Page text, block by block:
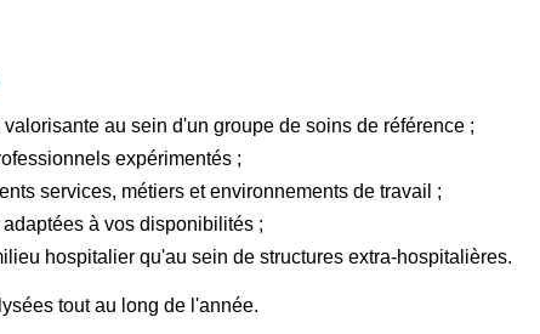
au sein d'un groupe de soins de référence ;
expérimentés ;
services, métiers et environnements de travail ;
à vos disponibilités ;
hospitalier qu'au sein de structures extra-hospitalières.
tout au long de l'année.